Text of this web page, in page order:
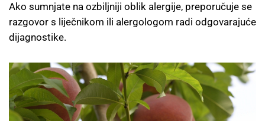
Ako sumnjate na ozbiljniji oblik alergije, preporučuje se
razgovor s liječnikom ili alergologom radi odgovarajuće
dijagnostike.